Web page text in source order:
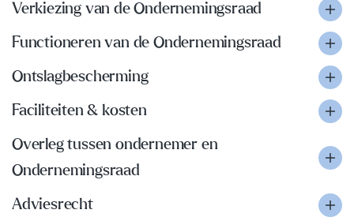
Verkiezing van de Ondernemingsraad
Functioneren van de Ondernemingsraad
Ontslagbescherming
Faciliteiten & kosten
Overleg tussen ondernemer en
Ondernemingsraad
Adviesrecht